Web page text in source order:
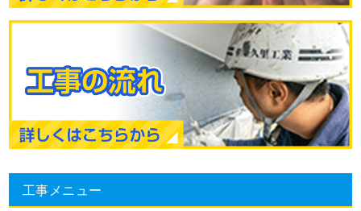
工事メニュー